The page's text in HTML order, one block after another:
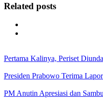
Related posts
Pertama Kalinya, Periset
Presiden Prabowo Terima
PM Anutin Apresiasi dan